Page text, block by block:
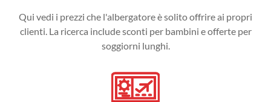
Qui vedi i prezzi che l'albergatore è solito offrire ai propri
clienti. La ricerca include sconti per bambini e offerte per
soggiorni lunghi.